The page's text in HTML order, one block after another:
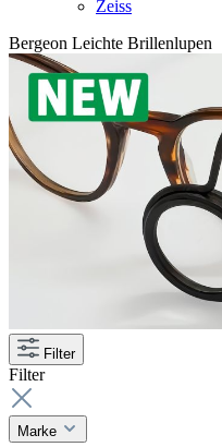
Zeiss
Bergeon Leichte Brillenlupen
Filter
Filter
Marke